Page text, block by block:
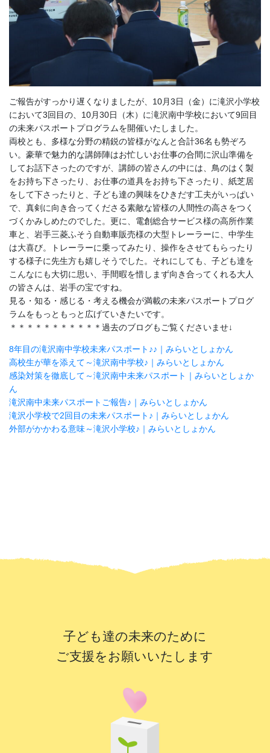
ご報告がすっかり遅くなりましたが、10月3日（金）に滝沢小学校
において3回目の、10月30日（木）に滝沢南中学校において9回目
の未来パスポートプログラムを開催いたしました。
両校とも、多様な分野の精鋭の皆様がなんと合計36名も勢ぞろ
い。豪華で魅力的な講師陣はお忙しいお仕事の合間に沢山準備を
してお話下さったのですが、講師の皆さんの中には、鳥のはく製
をお持ち下さったり、お仕事の道具をお持ち下さったり、紙芝居
をして下さったりと、子ども達の興味をひきだす工夫がいっぱい
で、真剣に向き合ってくださる素敵な皆様の人間性の高さをつく
づくかみしめたのでした。更に、電創総合サービス様の高所作業
車と、岩手三菱ふそう自動車販売様の大型トレーラーに、中学生
は大喜び。トレーラーに乗ってみたり、操作をさせてもらったり
する様子に先生方も嬉しそうでした。それにしても、子ども達を
こんなにも大切に思い、手間暇を惜しまず向き合ってくれる大人
の皆さんは、岩手の宝ですね。
見る・知る・感じる・考える機会が満載の未来パスポートプログ
ラムをもっともっと広げていきたいです。
＊＊＊＊＊＊＊＊＊＊＊過去のブログもご覧くださいませ↓
8年目の滝沢南中学校未来パスポート♪♪｜みらいとしょかん
高校生が華を添えて～滝沢南中学校♪｜みらいとしょかん
感染対策を徹底して～滝沢南中未来パスポート｜みらいとしょか
ん
滝沢南中未来パスポートご報告♪｜みらいとしょかん
滝沢小学校で2回目の未来パスポート♪｜みらいとしょかん
外部がかかわる意味～滝沢小学校♪｜みらいとしょかん
子ども達の未来のために
ご支援をお願いいたします